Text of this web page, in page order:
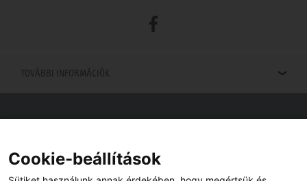
Facebook
TOVÁBBI INFORMÁCIÓK
Viszonteladót keres az Ön közelében? Nem probléma.
Cookie-beállítások